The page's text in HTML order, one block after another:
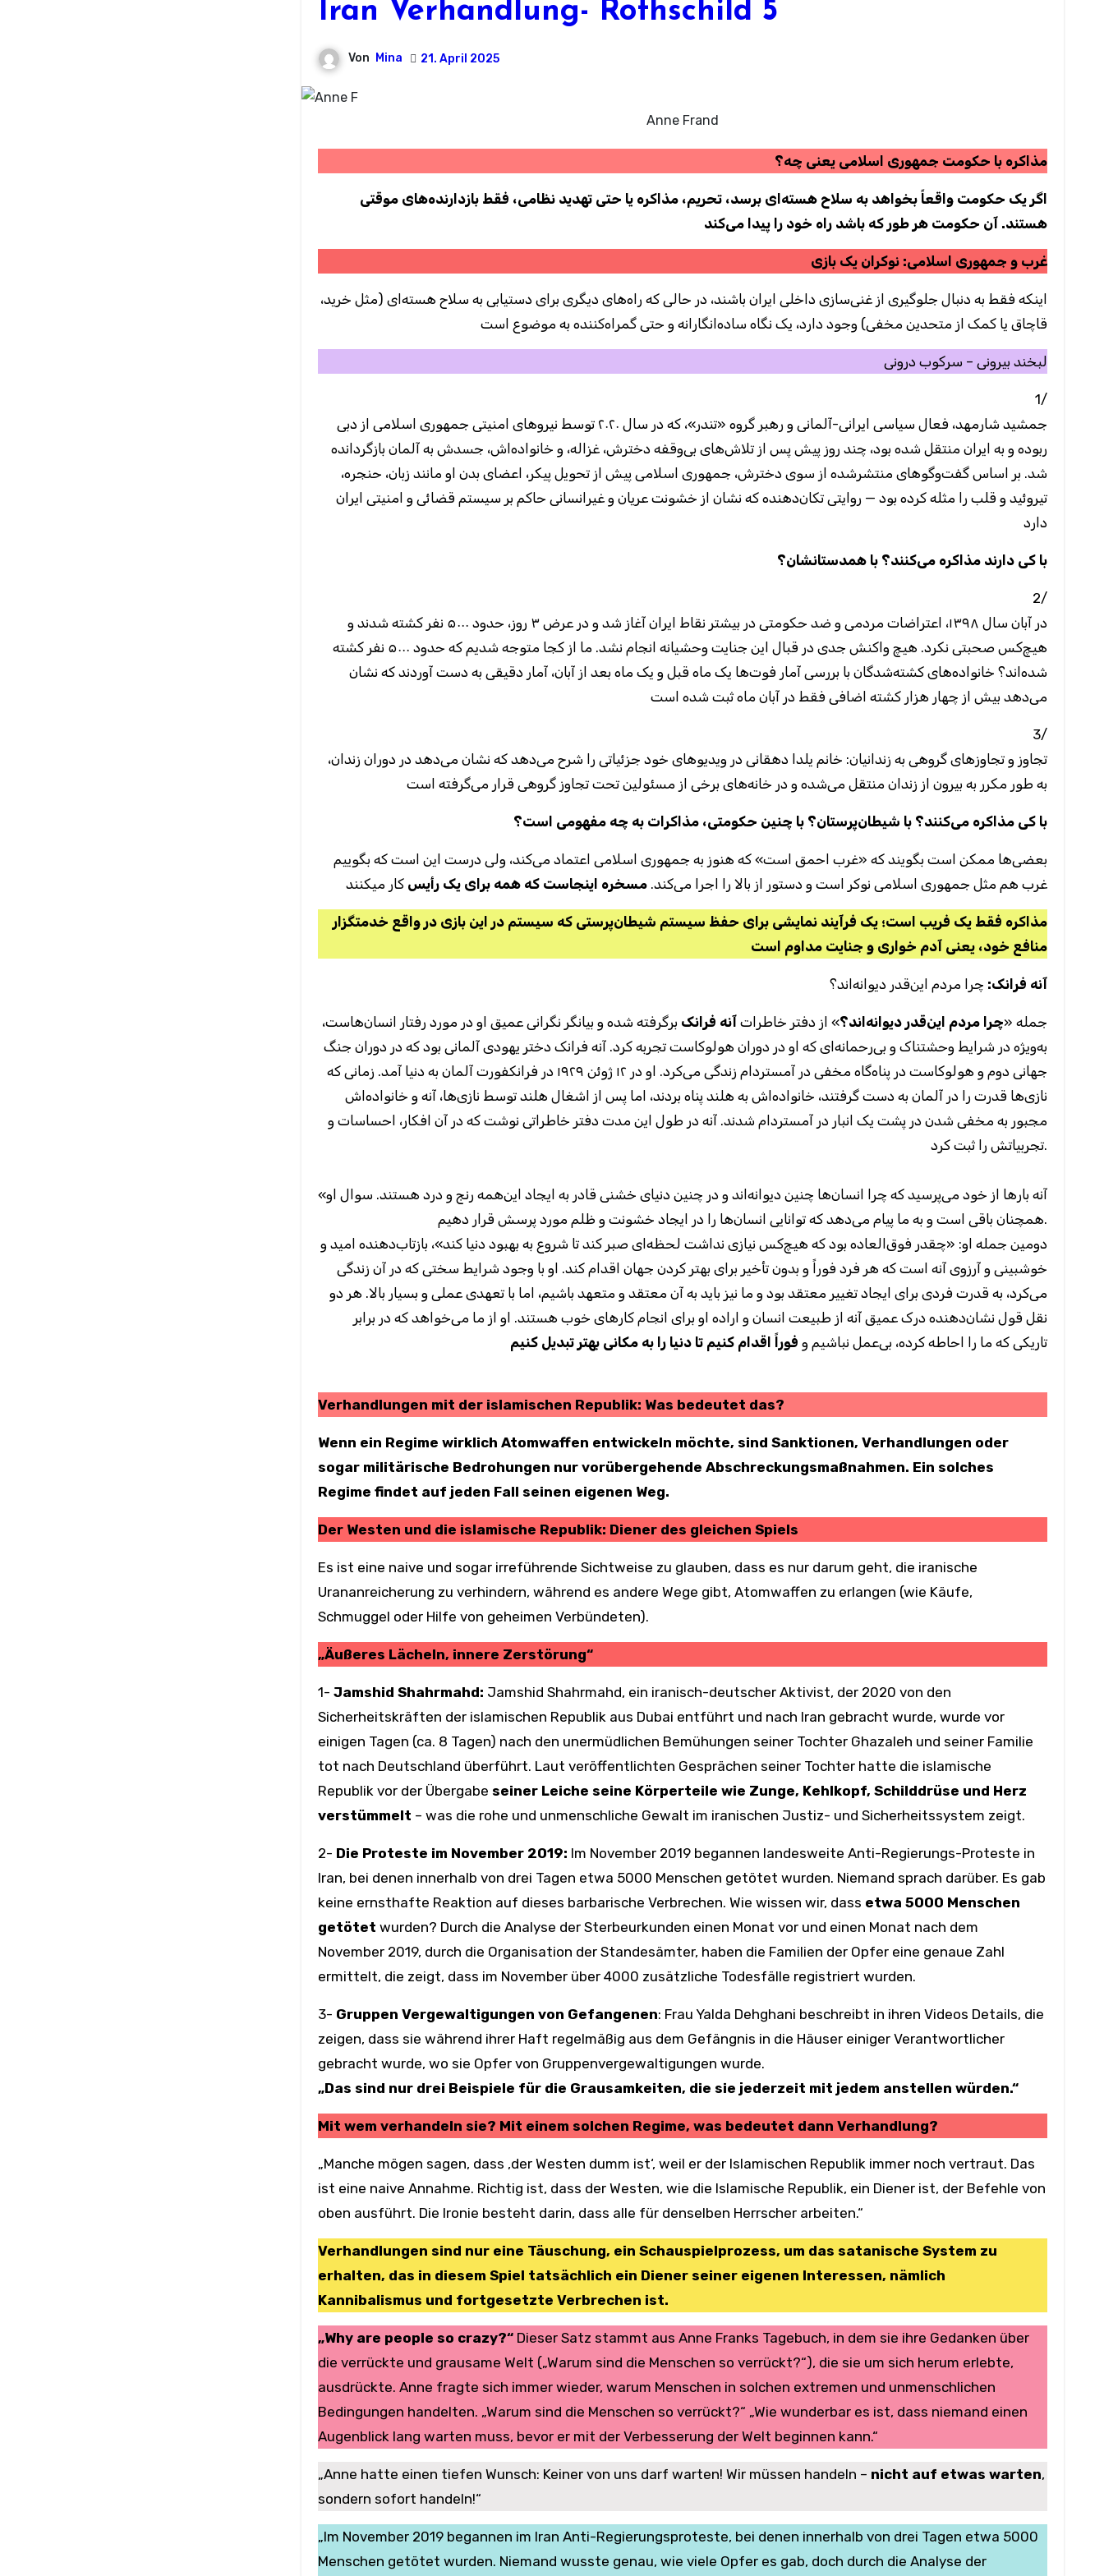
Iran Verhandlung- Rothschild 5
Von Mina 21. April 2025
Anne Frand
مذاکره با حکومت جمهوری اسلامی یعنی چه؟
اگر یک حکومت واقعاً بخواهد به سلاح هسته‌ای برسد، تحریم، مذاکره یا حتی تهدید نظامی، فقط بازدارنده‌های موقتی
هستند. آن حکومت هر طور که باشد راه خود را پیدا می‌کند
غرب و جمهوری اسلامی: نوکران یک بازی
اینکه فقط به دنبال جلوگیری از غنی‌سازی داخلی ایران باشند، در حالی که راه‌های دیگری برای دستیابی به سلاح هسته‌ای (مثل خرید،
قاچاق یا کمک از متحدین مخفی) وجود دارد، یک نگاه ساده‌انگارانه و حتی گمراه‌کننده به موضوع است
لبخند بیرونی – سرکوب درونی
1/
جمشید شارمهد، فعال سیاسی ایرانی-آلمانی و رهبر گروه «تندر»، که در سال ۲۰۲۰ توسط نیروهای امنیتی جمهوری اسلامی از دبی
ربوده و به ایران منتقل شده بود، چند روز پیش پس از تلاش‌های بی‌وقفه دخترش، غزاله، و خانواده‌اش، جسدش به آلمان بازگردانده
شد. بر اساس گفت‌وگوهای منتشرشده از سوی دخترش، جمهوری اسلامی پیش از تحویل پیکر، اعضای بدن او مانند زبان، حنجره،
تیروئید و قلب را مثله کرده بود — روایتی تکان‌دهنده که نشان از خشونت عریان و غیرانسانی حاکم بر سیستم قضائی و امنیتی ایران
دارد
با کی دارند مذاکره می‌کنند؟ با همدستانشان؟
2/
در آبان سال ۱۳۹۸، اعتراضات مردمی و ضد حکومتی در بیشتر نقاط ایران آغاز شد و در عرض ۳ روز، حدود ۵۰۰۰ نفر کشته شدند و
هیچ‌کس صحبتی نکرد. هیچ واکنش جدی در قبال این جنایت وحشیانه انجام نشد. ما از کجا متوجه شدیم که حدود ۵۰۰۰ نفر کشته
شده‌اند؟ خانواده‌های کشته‌شدگان با بررسی آمار فوت‌ها یک ماه قبل و یک ماه بعد از آبان، آمار دقیقی به دست آوردند که نشان
می‌دهد بیش از چهار هزار کشته اضافی فقط در آبان ماه ثبت شده است
3/
تجاوز و تجاوزهای گروهی به زندانیان: خانم یلدا دهقانی در ویدیوهای خود جزئیاتی را شرح می‌دهد که نشان می‌دهد در دوران زندان،
به طور مکرر به بیرون از زندان منتقل می‌شده و در خانه‌های برخی از مسئولین تحت تجاوز گروهی قرار می‌گرفته است
با کی مذاکره می‌کنند؟ با شیطان‌پرستان؟ با چنین حکومتی، مذاکرات به چه مفهومی است؟
بعضی‌ها ممکن است بگویند که «غرب احمق است» که هنوز به جمهوری اسلامی اعتماد می‌کند، ولی درست این است که بگوییم
غرب هم مثل جمهوری اسلامی نوکر است و دستور از بالا را اجرا می‌کند. مسخره اینجاست که همه برای یک رأیس کار میکنند
مذاکره فقط یک فریب است؛ یک فرآیند نمایشی برای حفظ سیستم شیطان‌پرستی که سیستم در این بازی در واقع خدمتگزار
منافع خود، یعنی آدم خواری و جنایت مداوم است
آنه فرانک: چرا مردم این‌قدر دیوانه‌اند؟
جمله «چرا مردم این‌قدر دیوانه‌اند؟» از دفتر خاطرات آنه فرانک برگرفته شده و بیانگر نگرانی عمیق او در مورد رفتار انسان‌هاست،
به‌ویژه در شرایط وحشتناک و بی‌رحمانه‌ای که او در دوران هولوکاست تجربه کرد. آنه فرانک دختر یهودی آلمانی بود که در دوران جنگ
جهانی دوم و هولوکاست در پناه‌گاه مخفی در آمستردام زندگی می‌کرد. او در ۱۲ ژوئن ۱۹۲۹ در فرانکفورت آلمان به دنیا آمد. زمانی که
نازی‌ها قدرت را در آلمان به دست گرفتند، خانواده‌اش به هلند پناه بردند، اما پس از اشغال هلند توسط نازی‌ها، آنه و خانواده‌اش
مجبور به مخفی شدن در پشت یک انبار در آمستردام شدند. آنه در طول این مدت دفتر خاطراتی نوشت که در آن افکار، احساسات و
تجربیاتش را ثبت کرد.
«آنه بارها از خود می‌پرسید که چرا انسان‌ها چنین دیوانه‌اند و در چنین دنیای خشنی قادر به ایجاد این‌همه رنج و درد هستند. سوال او
همچنان باقی است و به ما پیام می‌دهد که توانایی انسان‌ها را در ایجاد خشونت و ظلم مورد پرسش قرار دهیم.
دومین جمله او: «چقدر فوق‌العاده بود که هیچ‌کس نیازی نداشت لحظه‌ای صبر کند تا شروع به بهبود دنیا کند»، بازتاب‌دهنده امید و
خوشبینی و آرزوی آنه است که هر فرد فوراً و بدون تأخیر برای بهتر کردن جهان اقدام کند. او با وجود شرایط سختی که در آن زندگی
می‌کرد، به قدرت فردی برای ایجاد تغییر معتقد بود و ما نیز باید به آن معتقد و متعهد باشیم، اما با تعهدی عملی و بسیار بالا. هر دو
نقل قول نشان‌دهنده درک عمیق آنه از طبیعت انسان و اراده او برای انجام کارهای خوب هستند. او از ما می‌خواهد که در برابر
تاریکی که ما را احاطه کرده، بی‌عمل نباشیم و فوراً اقدام کنیم تا دنیا را به مکانی بهتر تبدیل کنیم
Verhandlungen mit der islamischen Republik: Was bedeutet das?
Wenn ein Regime wirklich Atomwaffen entwickeln möchte, sind Sanktionen, Verhandlungen oder
sogar militärische Bedrohungen nur vorübergehende Abschreckungsmaßnahmen. Ein solches
Regime findet auf jeden Fall seinen eigenen Weg.
Der Westen und die islamische Republik: Diener des gleichen Spiels
Es ist eine naive und sogar irreführende Sichtweise zu glauben, dass es nur darum geht, die iranische
Urananreicherung zu verhindern, während es andere Wege gibt, Atomwaffen zu erlangen (wie Käufe,
Schmuggel oder Hilfe von geheimen Verbündeten).
„Äußeres Lächeln, innere Zerstörung“
1- Jamshid Shahrmahd: Jamshid Shahrmahd, ein iranisch-deutscher Aktivist, der 2020 von den
Sicherheitskräften der islamischen Republik aus Dubai entführt und nach Iran gebracht wurde, wurde vor
einigen Tagen (ca. 8 Tagen) nach den unermüdlichen Bemühungen seiner Tochter Ghazaleh und seiner Familie
tot nach Deutschland überführt. Laut veröffentlichten Gesprächen seiner Tochter hatte die islamische
Republik vor der Übergabe seiner Leiche seine Körperteile wie Zunge, Kehlkopf, Schilddrüse und Herz
verstümmelt – was die rohe und unmenschliche Gewalt im iranischen Justiz- und Sicherheitssystem zeigt.
2- Die Proteste im November 2019: Im November 2019 begannen landesweite Anti-Regierungs-Proteste in
Iran, bei denen innerhalb von drei Tagen etwa 5000 Menschen getötet wurden. Niemand sprach darüber. Es gab
keine ernsthafte Reaktion auf dieses barbarische Verbrechen. Wie wissen wir, dass etwa 5000 Menschen
getötet wurden? Durch die Analyse der Sterbeurkunden einen Monat vor und einen Monat nach dem
November 2019, durch die Organisation der Standesämter, haben die Familien der Opfer eine genaue Zahl
ermittelt, die zeigt, dass im November über 4000 zusätzliche Todesfälle registriert wurden.
3- Gruppen Vergewaltigungen von Gefangenen: Frau Yalda Dehghani beschreibt in ihren Videos Details, die
zeigen, dass sie während ihrer Haft regelmäßig aus dem Gefängnis in die Häuser einiger Verantwortlicher
gebracht wurde, wo sie Opfer von Gruppenvergewaltigungen wurde.
„Das sind nur drei Beispiele für die Grausamkeiten, die sie jederzeit mit jedem anstellen würden.“
Mit wem verhandeln sie? Mit einem solchen Regime, was bedeutet dann Verhandlung?
„Manche mögen sagen, dass ‚der Westen dumm ist‘, weil er der Islamischen Republik immer noch vertraut. Das
ist eine naive Annahme. Richtig ist, dass der Westen, wie die Islamische Republik, ein Diener ist, der Befehle von
oben ausführt. Die Ironie besteht darin, dass alle für denselben Herrscher arbeiten.“
Verhandlungen sind nur eine Täuschung, ein Schauspielprozess, um das satanische System zu
erhalten, das in diesem Spiel tatsächlich ein Diener seiner eigenen Interessen, nämlich
Kannibalismus und fortgesetzte Verbrechen ist.
„Why are people so crazy?“ Dieser Satz stammt aus Anne Franks Tagebuch, in dem sie ihre Gedanken über
die verrückte und grausame Welt („Warum sind die Menschen so verrückt?“), die sie um sich herum erlebte,
ausdrückte. Anne fragte sich immer wieder, warum Menschen in solchen extremen und unmenschlichen
Bedingungen handelten. „Warum sind die Menschen so verrückt?“ „Wie wunderbar es ist, dass niemand einen
Augenblick lang warten muss, bevor er mit der Verbesserung der Welt beginnen kann.“
„Anne hatte einen tiefen Wunsch: Keiner von uns darf warten! Wir müssen handeln – nicht auf etwas warten,
sondern sofort handeln!“
„Im November 2019 begannen im Iran Anti-Regierungsproteste, bei denen innerhalb von drei Tagen etwa 5000
Menschen getötet wurden. Niemand wusste genau, wie viele Opfer es gab, doch durch die Analyse der